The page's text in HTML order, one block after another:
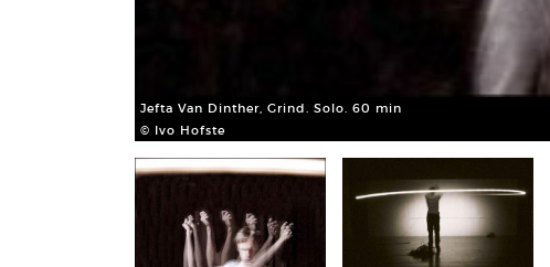
Jefta Van Dinther, Grind. Solo. 60 min
© Ivo Hofste